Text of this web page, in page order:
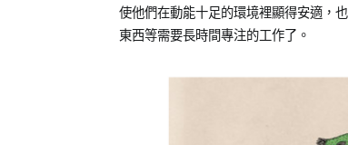
使他們在動能十足的環境裡顯得安適，
東西等需要長時間專注的工作了。